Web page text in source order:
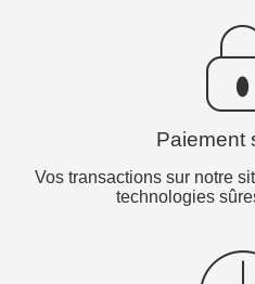
Paiement
Vos transactions sur notre
technologies